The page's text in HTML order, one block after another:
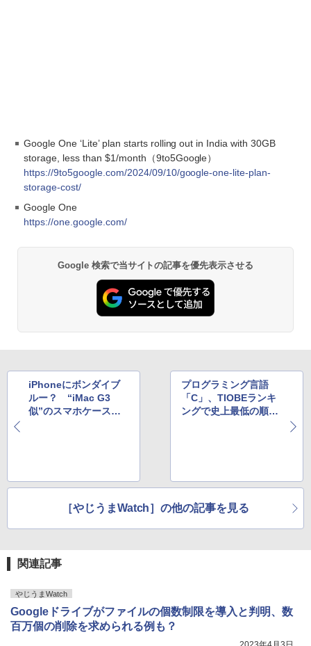
Google One ‘Lite’ plan starts rolling out in India with 30GB
storage, less than $1/month（9to5Google）
https://9to5google.com/2024/09/10/google-one-lite-plan-
storage-cost/
Google One
https://one.google.com/
Google 検索で当サイトの記事を優先表示させる
iPhoneにボンダイブ
ルー？ “iMac G3
似”のスマホケース、
プログラミング言語
「C」、TIOBEランキ
ングで史上最低の順位
［やじうまWatch］の他の記事を見る
関連記事
やじうまWatch
Googleドライブがファイルの個数制限を導入と判明、数
百万個の削除を求められる例も？